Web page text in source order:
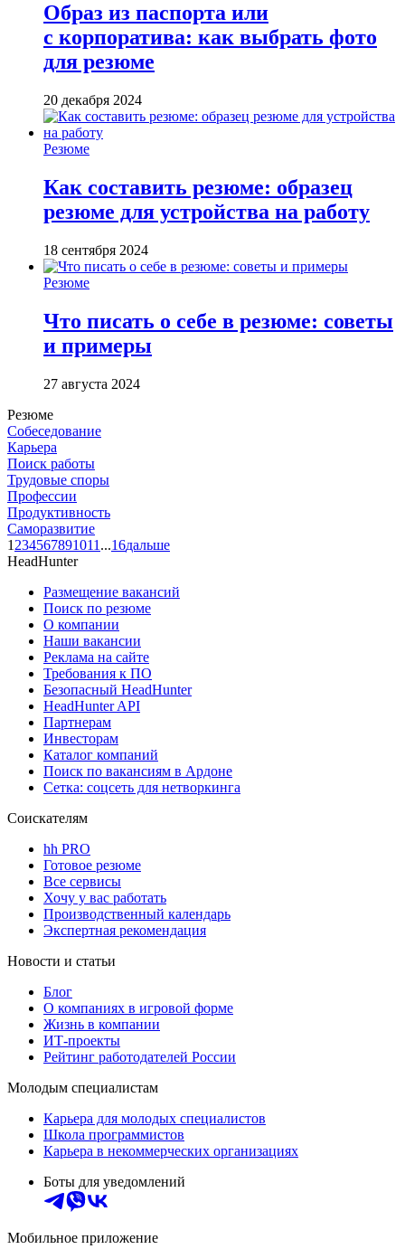
Образ из паспорта или
с корпоратива: как выбрать фото
для резюме
20 декабря 2024
Резюме
Как составить резюме: образец
резюме для устройства на работу
18 сентября 2024
Резюме
Что писать о себе в резюме: советы
и примеры
27 августа 2024
Резюме
Собеседование
Карьера
Поиск работы
Трудовые споры
Профессии
Продуктивность
Саморазвитие
1 234567891011 ...16дальше
HeadHunter
Размещение вакансий
Поиск по резюме
О компании
Наши вакансии
Реклама на сайте
Требования к ПО
Безопасный HeadHunter
HeadHunter API
Партнерам
Инвесторам
Каталог компаний
Поиск по вакансиям в Ардоне
Сетка: соцсеть для нетворкинга
Соискателям
hh PRO
Готовое резюме
Все сервисы
Хочу у вас работать
Производственный календарь
Экспертная рекомендация
Новости и статьи
Блог
О компаниях в игровой форме
Жизнь в компании
ИТ-проекты
Рейтинг работодателей России
Молодым специалистам
Карьера для молодых специалистов
Школа программистов
Карьера в некоммерческих организациях
Боты для уведомлений
Мобильное приложение